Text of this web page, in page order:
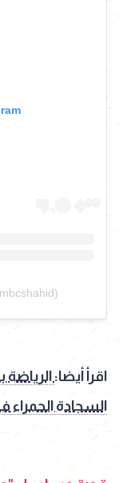
اقرأ أيضا: الرياضة
السجادة الحمراء